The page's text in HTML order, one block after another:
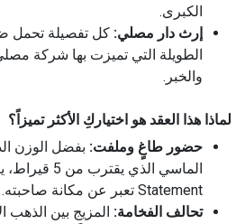
الكبرى.
إرث دار مصلي: كل تفصيلة تحمل
الطويلة التي تميزت بها شركة
والخبر.
لماذا هذا العقد هو اختياركِ الأكثر تميزاً؟
حضور طاغٍ وملفت: بفضل الوزن
الماسي الذي
Statement تعبر عن مكانة صاحبته.
تحالف الفخامة: المزيج بين الذهب